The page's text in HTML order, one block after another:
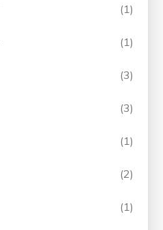
(1)
(1)
(3)
(3)
(1)
(2)
(1)